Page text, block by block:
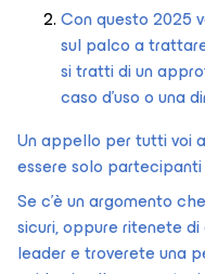
Con questo 2025
sul palco a
si tratti di un
caso d’uso o una
Un appello per tutti voi
essere solo partecipanti
Se c'è un argomento
sicuri, oppure ritenete
leader e troverete una